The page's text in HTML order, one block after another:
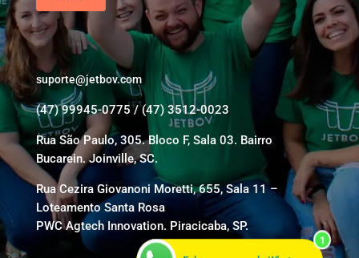
suporte@jetbov.com
(47) 99945-0775 / (47) 3512-0023
Rua São Paulo, 305. Bloco F, Sala 03. Bairro
Bucarein. Joinville, SC.
Rua Cezira Giovanoni Moretti, 655, Sala 11 –
Loteamento Santa Rosa
PWC Agtech Innovation. Piracicaba, SP.